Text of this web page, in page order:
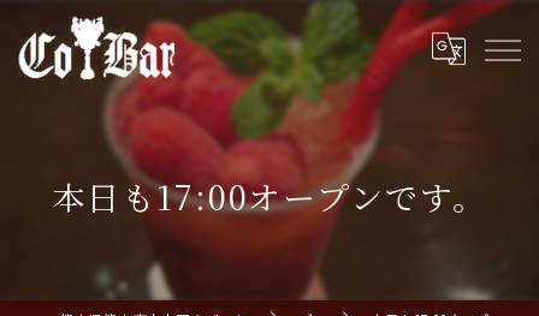
本日も17:00オープンです。